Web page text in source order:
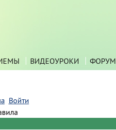
ВИДЕОУРОКИ ФОРУМ
Войти